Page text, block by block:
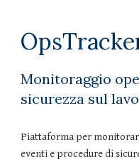
Monitoraggio
sicurezza sul
Piattaforma per
eventi e procedure di